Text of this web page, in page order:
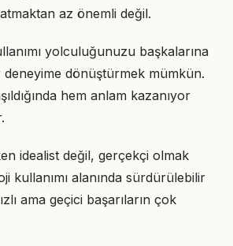
az önemli değil.
yolculuğunuzu başkalarına
dönüştürmek mümkün.
hem anlam kazanıyor
idealist değil, gerçekçi olmak
kullanımı alanında sürdürülebilir
ama geçici başarıların çok